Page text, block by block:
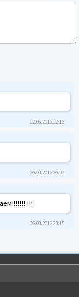
22.05.2012 22:16
20.03.2012 20:33
06.03.2012 23:15